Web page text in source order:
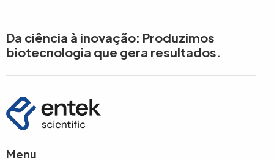
Da ciência à inovação: Produzimos
biotecnologia que gera resultados.
Menu